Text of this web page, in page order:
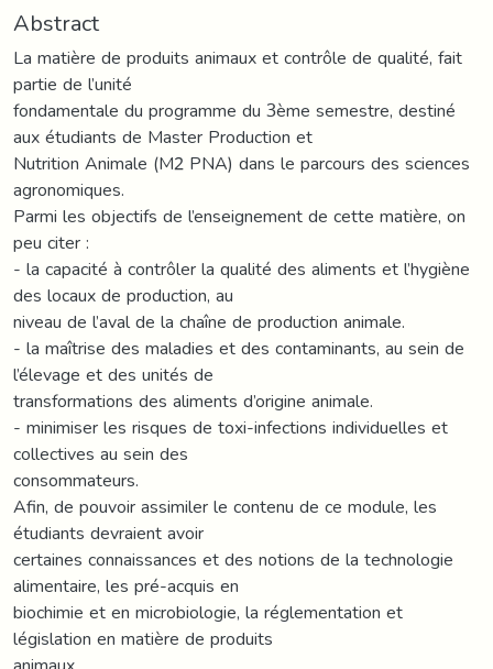
Abstract
La matière de produits animaux et contrôle de qualité, fait
partie de l’unité
fondamentale du programme du 3ème semestre, destiné
aux étudiants de Master Production et
Nutrition Animale (M2 PNA) dans le parcours des sciences
agronomiques.
Parmi les objectifs de l’enseignement de cette matière, on
peu citer :
- la capacité à contrôler la qualité des aliments et l’hygiène
des locaux de production, au
niveau de l’aval de la chaîne de production animale.
- la maîtrise des maladies et des contaminants, au sein de
l’élevage et des unités de
transformations des aliments d’origine animale.
- minimiser les risques de toxi-infections individuelles et
collectives au sein des
consommateurs.
Afin, de pouvoir assimiler le contenu de ce module, les
étudiants devraient avoir
certaines connaissances et des notions de la technologie
alimentaire, les pré-acquis en
biochimie et en microbiologie, la réglementation et
législation en matière de produits